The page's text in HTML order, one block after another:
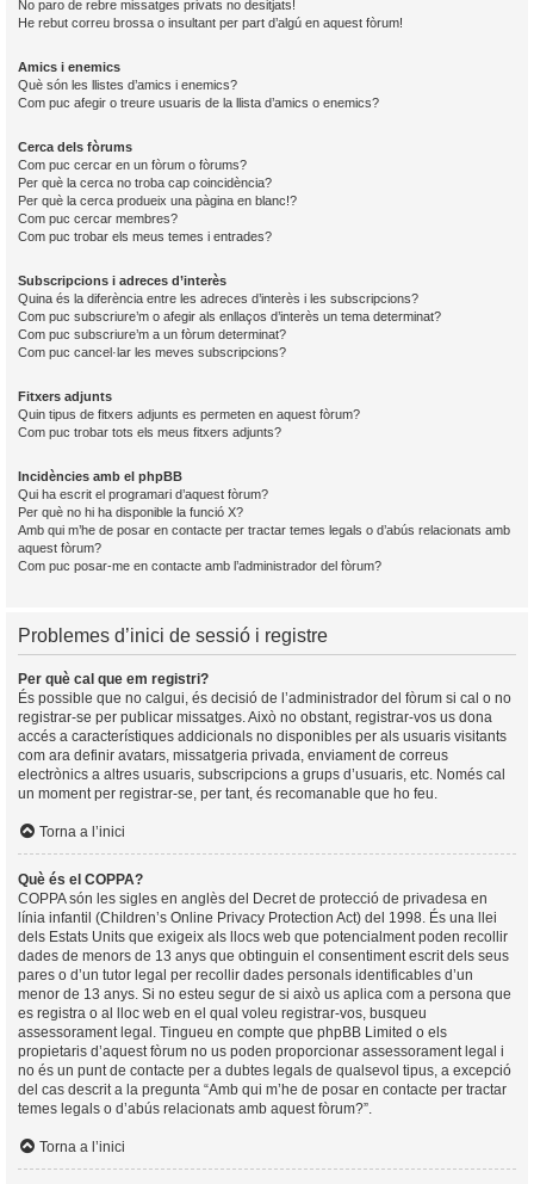
No paro de rebre missatges privats no desitjats!
He rebut correu brossa o insultant per part d’algú en aquest fòrum!
Amics i enemics
Què són les llistes d’amics i enemics?
Com puc afegir o treure usuaris de la llista d’amics o enemics?
Cerca dels fòrums
Com puc cercar en un fòrum o fòrums?
Per què la cerca no troba cap coincidència?
Per què la cerca produeix una pàgina en blanc!?
Com puc cercar membres?
Com puc trobar els meus temes i entrades?
Subscripcions i adreces d’interès
Quina és la diferència entre les adreces d’interès i les subscripcions?
Com puc subscriure’m o afegir als enllaços d’interès un tema determinat?
Com puc subscriure’m a un fòrum determinat?
Com puc cancel·lar les meves subscripcions?
Fitxers adjunts
Quin tipus de fitxers adjunts es permeten en aquest fòrum?
Com puc trobar tots els meus fitxers adjunts?
Incidències amb el phpBB
Qui ha escrit el programari d’aquest fòrum?
Per què no hi ha disponible la funció X?
Amb qui m’he de posar en contacte per tractar temes legals o d’abús relacionats amb
aquest fòrum?
Com puc posar-me en contacte amb l’administrador del fòrum?
Problemes d’inici de sessió i registre
Per què cal que em registri?
És possible que no calgui, és decisió de l’administrador del fòrum si cal o no
registrar-se per publicar missatges. Això no obstant, registrar-vos us dona
accés a característiques addicionals no disponibles per als usuaris visitants
com ara definir avatars, missatgeria privada, enviament de correus
electrònics a altres usuaris, subscripcions a grups d’usuaris, etc. Només cal
un moment per registrar-se, per tant, és recomanable que ho feu.
Torna a l’inici
Què és el COPPA?
COPPA són les sigles en anglès del Decret de protecció de privadesa en
línia infantil (Children’s Online Privacy Protection Act) del 1998. És una llei
dels Estats Units que exigeix als llocs web que potencialment poden recollir
dades de menors de 13 anys que obtinguin el consentiment escrit dels seus
pares o d’un tutor legal per recollir dades personals identificables d’un
menor de 13 anys. Si no esteu segur de si això us aplica com a persona que
es registra o al lloc web en el qual voleu registrar-vos, busqueu
assessorament legal. Tingueu en compte que phpBB Limited o els
propietaris d’aquest fòrum no us poden proporcionar assessorament legal i
no és un punt de contacte per a dubtes legals de qualsevol tipus, a excepció
del cas descrit a la pregunta “Amb qui m’he de posar en contacte per tractar
temes legals o d’abús relacionats amb aquest fòrum?”.
Torna a l’inici